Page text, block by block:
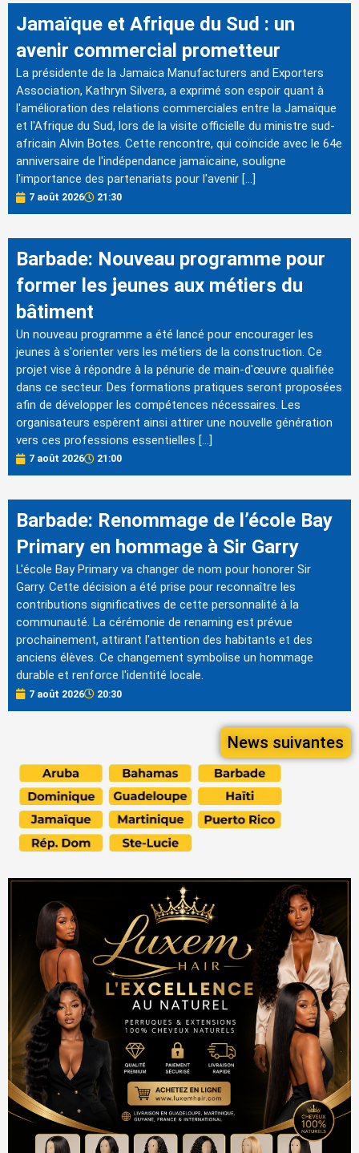
Jamaïque et Afrique du Sud : un
avenir commercial prometteur
La présidente de la Jamaica Manufacturers and Exporters
Association, Kathryn Silvera, a exprimé son espoir quant à
l'amélioration des relations commerciales entre la Jamaïque
et l'Afrique du Sud, lors de la visite officielle du ministre sud-
africain Alvin Botes. Cette rencontre, qui coïncide avec le 64e
anniversaire de l'indépendance jamaïcaine, souligne
l'importance des partenariats pour l'avenir […]
7 août 2026 21:30
Barbade: Nouveau programme pour
former les jeunes aux métiers du
bâtiment
Un nouveau programme a été lancé pour encourager les
jeunes à s'orienter vers les métiers de la construction. Ce
projet vise à répondre à la pénurie de main-d'œuvre qualifiée
dans ce secteur. Des formations pratiques seront proposées
afin de développer les compétences nécessaires. Les
organisateurs espèrent ainsi attirer une nouvelle génération
vers ces professions essentielles […]
7 août 2026 21:00
Barbade: Renommage de l’école Bay
Primary en hommage à Sir Garry
L'école Bay Primary va changer de nom pour honorer Sir
Garry. Cette décision a été prise pour reconnaître les
contributions significatives de cette personnalité à la
communauté. La cérémonie de renaming est prévue
prochainement, attirant l'attention des habitants et des
anciens élèves. Ce changement symbolise un hommage
durable et renforce l'identité locale.
7 août 2026 20:30
News suivantes